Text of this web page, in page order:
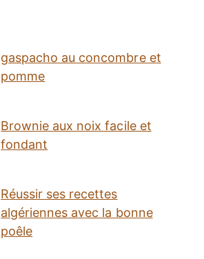
gaspacho au concombre et
pomme
Brownie aux noix facile et
fondant
Réussir ses recettes
algériennes avec la bonne
poêle